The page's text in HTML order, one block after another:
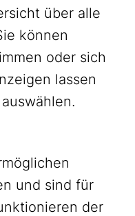
über alle
können
oder sich
lassen
und sind für
der